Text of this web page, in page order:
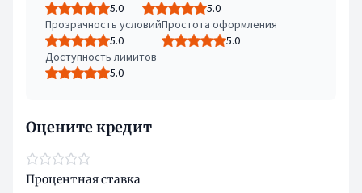
5.0
5.0
Прозрачность условий
5.0
Простота оформления
5.0
Доступность лимитов
5.0
Оцените кредит
Процентная ставка